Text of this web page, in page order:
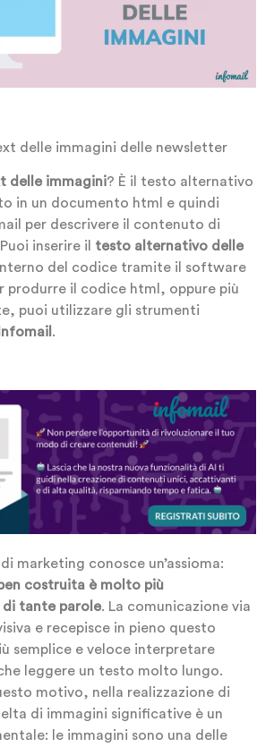
delle immagini delle newsletter
delle immagini? È il testo alternativo
in un documento html e quindi
per descrivere il contenuto di
inserire il testo alternativo delle
del codice tramite il software
produrre il codice html, oppure più
puoi utilizzare gli strumenti
.
marketing conosce un’assioma:
costruita è molto più
tante parole. La comunicazione via
e recepisce in pieno questo
semplice e veloce interpretare
leggere un testo molto lungo.
motivo, nella realizzazione di
di immagini significative è un
le immagini sono una delle